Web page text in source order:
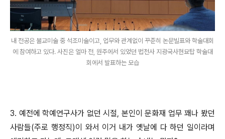
내 전공은 불교미술 중 석조미술이고, 업무와 관계없이 꾸준히 논문빌표와 학술대회
에 참여하고 있다. 사진은 얼마 전, 원주에서 있었던 법천사 지광국사현묘탑 학술대
회에서 발표하는 모습
3. 예전에 학예연구사가 없던 시절, 본인이 문화재 업무 꽤나 봤던
사람들(주로 행정직)이 와서 이거 내가 옛날에 다 하던 일이라며